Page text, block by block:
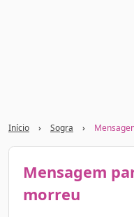
Início › Sogra ›
Mensagem
morreu